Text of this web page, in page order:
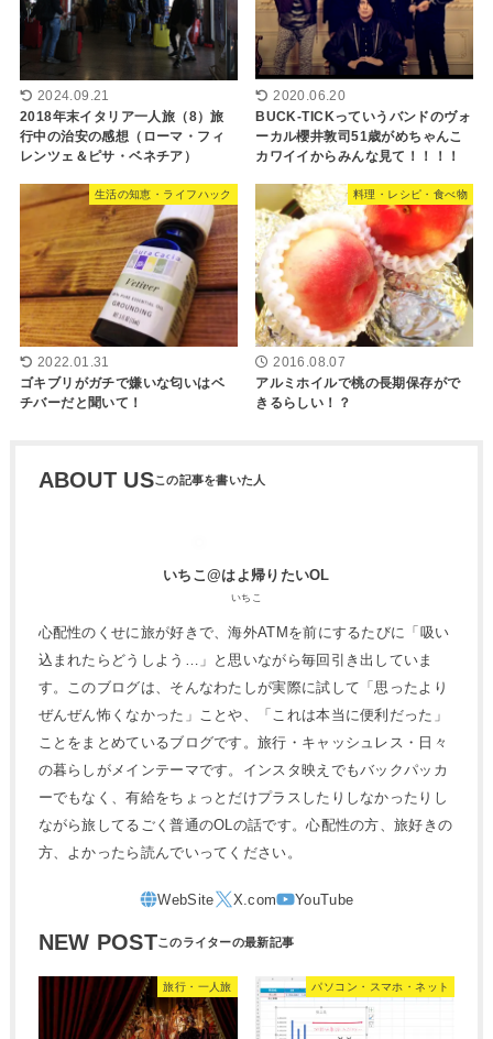
2024.09.21
2018年末イタリア一人旅（8）旅
行中の治安の感想（ローマ・フィ
レンツェ＆ピサ・ベネチア）
2020.06.20
BUCK-TICKっていうバンドのヴォ
ーカル櫻井敦司51歳がめちゃんこ
カワイイからみんな見て！！！！
生活の知恵・ライフハック
2022.01.31
ゴキブリがガチで嫌いな匂いはベ
チバーだと聞いて！
料理・レシピ・食べ物
2016.08.07
アルミホイルで桃の長期保存がで
きるらしい！？
ABOUT US
いちこ@はよ帰りたいOL
いちこ
心配性のくせに旅が好きで、海外ATMを前にするたびに「吸い
込まれたらどうしよう…」と思いながら毎回引き出していま
す。このブログは、そんなわたしが実際に試して「思ったより
ぜんぜん怖くなかった」ことや、「これは本当に便利だった」
ことをまとめているブログです。旅行・キャッシュレス・日々
の暮らしがメインテーマです。インスタ映えでもバックパッカ
ーでもなく、有給をちょっとだけプラスしたりしなかったりし
ながら旅してるごく普通のOLの話です。心配性の方、旅好きの
方、よかったら読んでいってください。
NEW POST
旅行・一人旅 パソコン・スマホ・ネット